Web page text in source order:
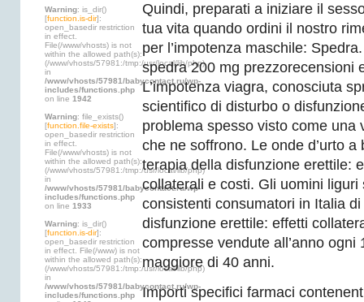
Warning: is_dir()
[function.is-dir]:
open_basedir restriction
in effect.
File(/www/vhosts) is not
within the allowed path(s):
(/www/vhosts/57981:/tmp:/usr/local/lib/php)
in
/www/vhosts/57981/babycontact.ru/wp-
includes/functions.php
on line 1942
Warning: file_exists()
[function.file-exists]:
open_basedir restriction
in effect.
File(/www/vhosts) is not
within the allowed path(s):
(/www/vhosts/57981:/tmp:/usr/local/lib/php)
in
/www/vhosts/57981/babycontact.ru/wp-
includes/functions.php
on line 1933
Warning: is_dir()
[function.is-dir]:
open_basedir restriction
in effect. File(/www) is not
within the allowed path(s):
(/www/vhosts/57981:/tmp:/usr/local/lib/php)
in
/www/vhosts/57981/babycontact.ru/wp-
includes/functions.php
Quindi, preparati a iniziare il
tua vita quando ordini il nostro
per l’impotenza maschile:
spedra 200 mg prezzorecensioni
L’impotenza viagra, conosciuta
scientifico di disturbo o
problema spesso visto come una
che ne soffrono. Le onde d’urto
terapia della disfunzione erettile:
collaterali e costi. Gli uomini liguri
consistenti consumatori in Italia
disfunzione erettile: effetti
compresse vendute all’anno ogni
maggiore di 40 anni.
Importi specifici farmaci